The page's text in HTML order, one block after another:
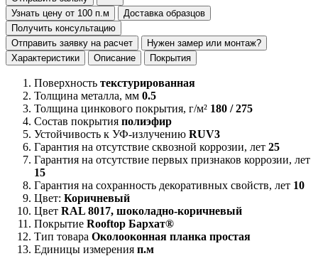
Узнать цену от 100 п.м
Доставка образцов
Получить консультацию
Отправить заявку на расчет
Нужен замер или монтаж?
Характеристики
Описание Покрытия
Поверхность текстурированная
Толщина металла, мм 0.5
Толщина цинкового покрытия, г/м² 180 / 275
Состав покрытия полиэфир
Устойчивость к УФ-излучению RUV3
Гарантия на отсутствие сквозной коррозии, лет 25
Гарантия на отсутствие первых признаков коррозии, лет
15
Гарантия на сохранность декоративных свойств, лет 10
Цвет: Коричневый
Цвет RAL 8017, шоколадно-коричневый
Покрытие Rooftop Бархат®
Тип товара Околооконная планка простая
Единицы измерения п.м